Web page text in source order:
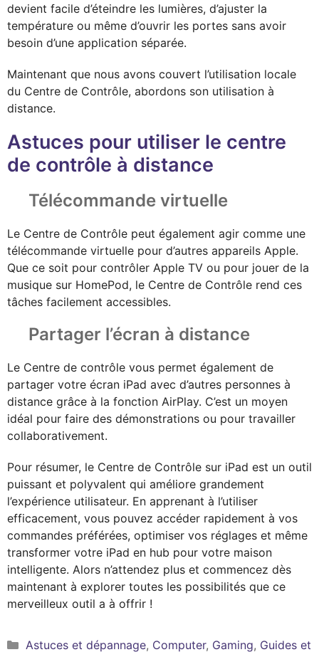
devient facile d’éteindre les lumières, d’ajuster la
température ou même d’ouvrir les portes sans avoir
besoin d’une application séparée.
Maintenant que nous avons couvert l’utilisation locale
du Centre de Contrôle, abordons son utilisation à
distance.
Astuces pour utiliser le centre
de contrôle à distance
Télécommande virtuelle
Le Centre de Contrôle peut également agir comme une
télécommande virtuelle pour d’autres appareils Apple.
Que ce soit pour contrôler Apple TV ou pour jouer de la
musique sur HomePod, le Centre de Contrôle rend ces
tâches facilement accessibles.
Partager l’écran à distance
Le Centre de contrôle vous permet également de
partager votre écran iPad avec d’autres personnes à
distance grâce à la fonction AirPlay. C’est un moyen
idéal pour faire des démonstrations ou pour travailler
collaborativement.
Pour résumer, le Centre de Contrôle sur iPad est un outil
puissant et polyvalent qui améliore grandement
l’expérience utilisateur. En apprenant à l’utiliser
efficacement, vous pouvez accéder rapidement à vos
commandes préférées, optimiser vos réglages et même
transformer votre iPad en hub pour votre maison
intelligente. Alors n’attendez plus et commencez dès
maintenant à explorer toutes les possibilités que ce
merveilleux outil a à offrir !
Catégories
Astuces et dépannage, Computer, Gaming, Guides et